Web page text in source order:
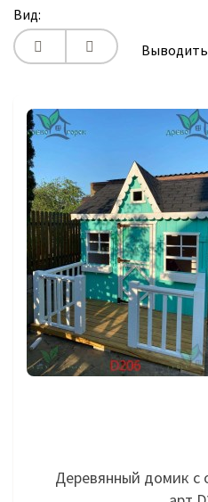
Вид:
Деревянный домик с